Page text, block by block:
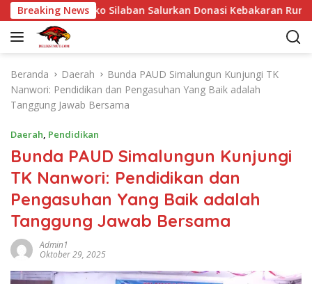
a
Breaking News
Dr Eriko Silaban Salurkan Donasi Kebakaran Rumah di
Beranda Daerah
Bunda PAUD Simalungun Kunjungi TK
Nanwori: Pendidikan dan Pengasuhan Yang Baik adalah
Tanggung Jawab Bersama
Daerah, Pendidikan
Bunda PAUD Simalungun Kunjungi
TK Nanwori: Pendidikan dan
Pengasuhan Yang Baik adalah
Tanggung Jawab Bersama
Admin1
Oktober 29, 2025